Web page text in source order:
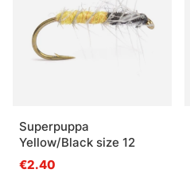
Superpuppa
Yellow/Black size 12
€2.40